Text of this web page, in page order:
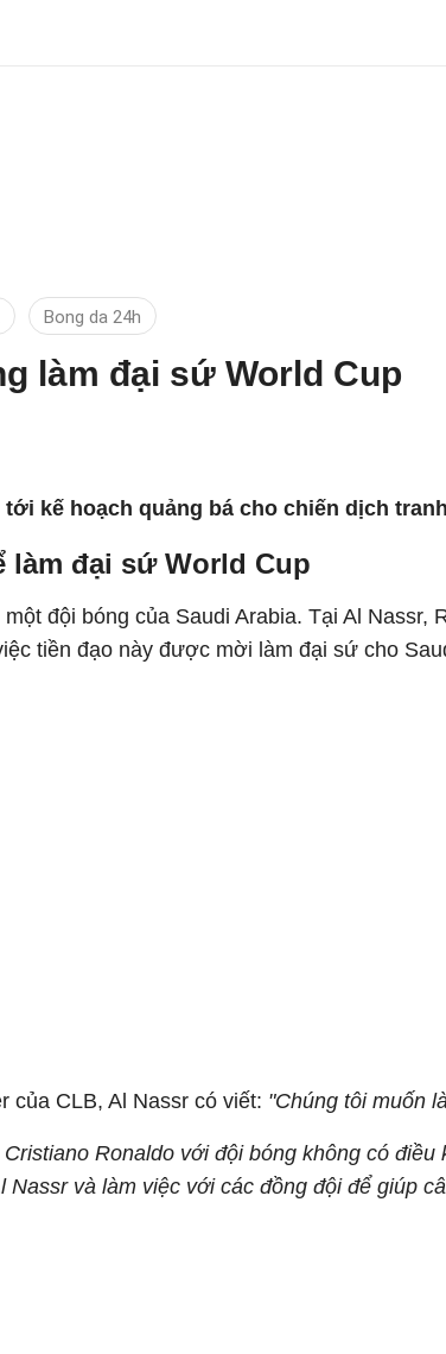
Bong da 24h
làm đại sứ World Cup
kế hoạch quảng bá cho chiến dịch
làm đại sứ World Cup
đội bóng của Saudi Arabia. Tại Al
tiền đạo này được mời làm đại sứ cho
của CLB, Al Nassr có viết: "Chúng tôi muốn
Ronaldo với đội bóng không có
và làm việc với các đồng đội để giúp